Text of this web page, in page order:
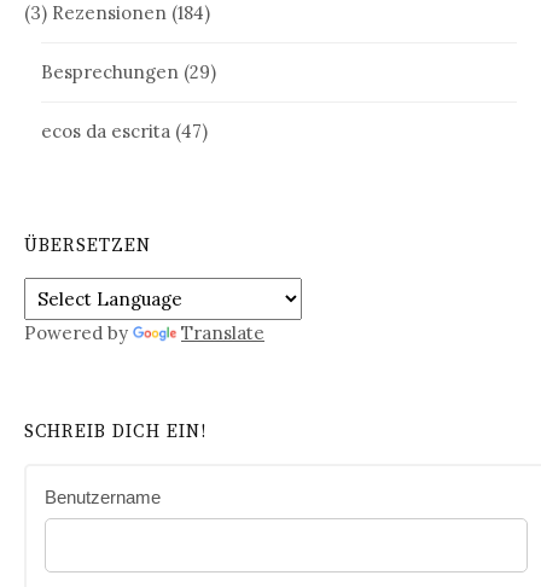
(3) Rezensionen (184)
Besprechungen (29)
ecos da escrita (47)
ÜBERSETZEN
Powered by Translate
SCHREIB DICH EIN!
Benutzername